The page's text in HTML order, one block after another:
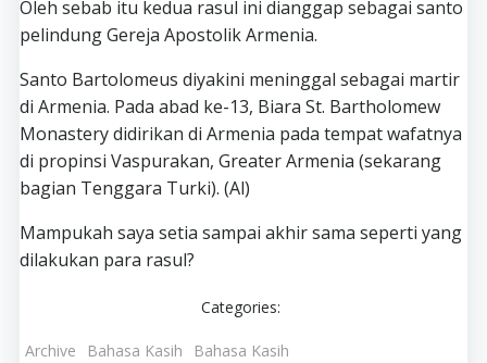
Oleh sebab itu kedua rasul ini dianggap sebagai santo
pelindung Gereja Apostolik Armenia.
Santo Bartolomeus diyakini meninggal sebagai martir
di Armenia. Pada abad ke-13, Biara St. Bartholomew
Monastery didirikan di Armenia pada tempat wafatnya
di propinsi Vaspurakan, Greater Armenia (sekarang
bagian Tenggara Turki). (Al)
Mampukah saya setia sampai akhir sama seperti yang
dilakukan para rasul?
Categories:
Archive Bahasa Kasih
Bahasa Kasih